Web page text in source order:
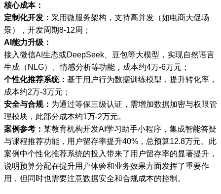
核心成本：
定制化开发： 采用微服务架构，支持高并发（如电商大促场
景），开发周期8-12周；
AI能力升级：
接入微信AI生态或DeepSeek、豆包等大模型，实现自然语言
生成（NLG）、情感分析等功能，成本约4万-6万元；
个性化推荐系统： 基于用户行为数据训练模型，提升转化率，
成本约2万-3万元；
安全与合规： 为通过等保三级认证，需增加数据加密与权限管
理模块，此部分成本约1万-2万元。
案例参考： 某教育机构开发AI学习助手小程序，集成智能答疑
与课程推荐功能，用户留存率提升40%，总预算12.8万元。此
案例中个性化推荐系统的投入带来了用户留存率的显著提升，
说明预算分配在提升用户体验和业务效果方面发挥了重要作
用，但同时也需要注意数据安全和合规成本的控制。